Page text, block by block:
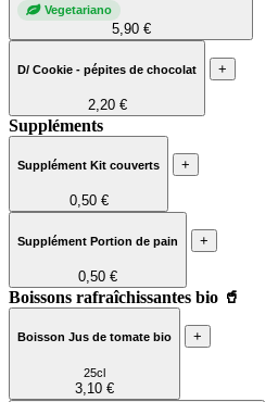
Vegetariano
5,90 €
D/ Cookie - pépites de chocolat
2,20 €
+
Suppléments
Supplément Kit couverts
0,50 €
+
Supplément Portion de pain
0,50 €
+
Boissons rafraîchissantes bio 🥤
Boisson Jus de tomate bio
25cl
3,10 €
+